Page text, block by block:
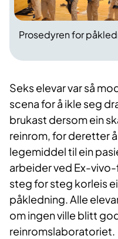
Prosedyren for
Seks elevar var så
scena for å ikle seg
brukast dersom ein
reinrom, for deretter
legemiddel til ein
arbeider ved Ex-
steg for steg korleis
påkledning. Alle
om ingen ville blitt
reinromslaboratoriet.